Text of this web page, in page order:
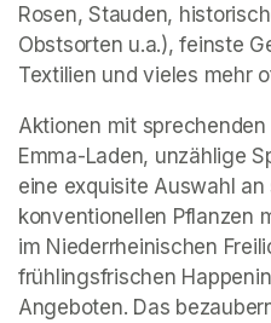
Rosen, Stauden,
Obstsorten u.a.), feinste
Textilien und vieles mehr
Aktionen mit
Emma-Laden, unzählige
eine exquisite Auswahl
konventionellen Pflanzen
im Niederrheinischen
frühlingsfrischen
Angeboten. Das